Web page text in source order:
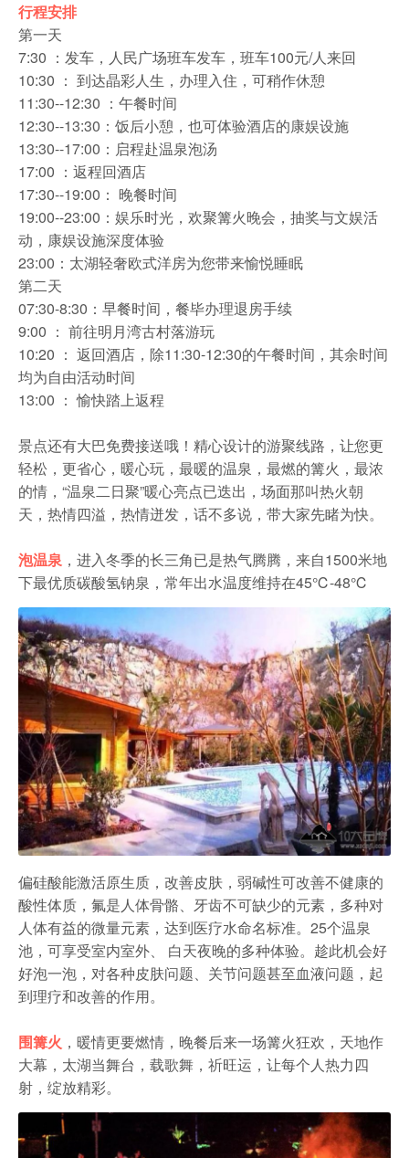
行程安排
第一天
7:30 ：发车，人民广场班车发车，班车100元/人来回
10:30 ： 到达晶彩人生，办理入住，可稍作休憩
11:30--12:30 ：午餐时间
12:30--13:30：饭后小憩，也可体验酒店的康娱设施
13:30--17:00：启程赴温泉泡汤
17:00 ：返程回酒店
17:30--19:00： 晚餐时间
19:00--23:00：娱乐时光，欢聚篝火晚会，抽奖与文娱活
动，康娱设施深度体验
23:00：太湖轻奢欧式洋房为您带来愉悦睡眠
第二天
07:30-8:30：早餐时间，餐毕办理退房手续
9:00 ： 前往明月湾古村落游玩
10:20 ： 返回酒店，除11:30-12:30的午餐时间，其余时间
均为自由活动时间
13:00 ： 愉快踏上返程
景点还有大巴免费接送哦！精心设计的游聚线路，让您更
轻松，更省心，暖心玩，最暖的温泉，最燃的篝火，最浓
的情，“温泉二日聚”暖心亮点已迭出，场面那叫热火朝
天，热情四溢，热情迸发，话不多说，带大家先睹为快。
泡温泉 ，进入冬季的长三角已是热气腾腾，来自1500米地
下最优质碳酸氢钠泉，常年出水温度维持在45℃-48℃
偏硅酸能激活原生质，改善皮肤，弱碱性可改善不健康的
酸性体质，氟是人体骨骼、牙齿不可缺少的元素，多种对
人体有益的微量元素，达到医疗水命名标准。25个温泉
池，可享受室内室外、 白天夜晚的多种体验。趁此机会好
好泡一泡，对各种皮肤问题、关节问题甚至血液问题，起
到理疗和改善的作用。
围篝火 ，暖情更要燃情，晚餐后来一场篝火狂欢，天地作
大幕，太湖当舞台，载歌舞，祈旺运，让每个人热力四
射，绽放精彩。